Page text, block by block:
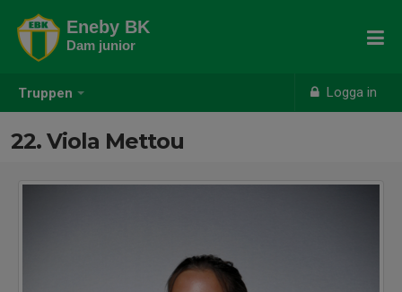
Truppen Logga in
Eneby BK
Dam junior
22. Viola Mettou